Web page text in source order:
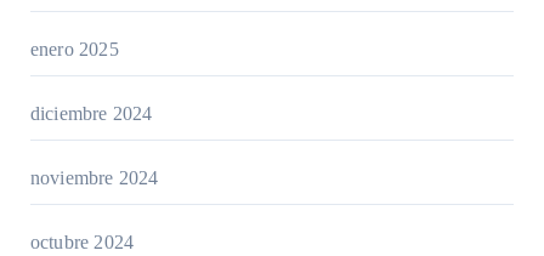
enero 2025
diciembre 2024
noviembre 2024
octubre 2024